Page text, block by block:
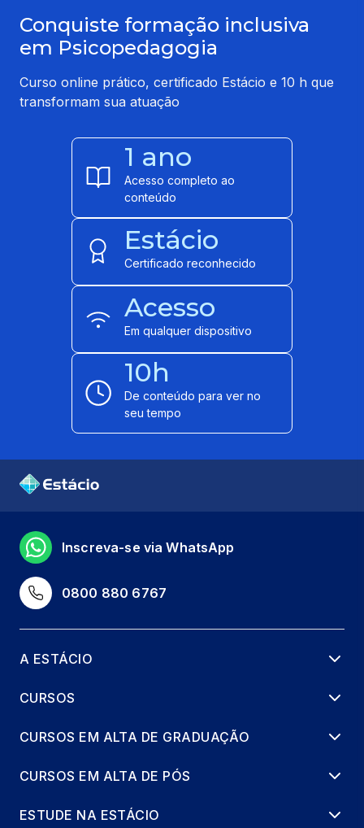
Conquiste formação inclusiva
em Psicopedagogia
Curso online prático, certificado Estácio e 10 h que
transformam sua atuação
1 ano
Acesso completo ao
conteúdo
Estácio
Certificado reconhecido
Acesso
Em qualquer dispositivo
10h
De conteúdo para ver no
seu tempo
0800 880 6767
Inscreva-se via WhatsApp
A ESTÁCIO
CURSOS
CURSOS EM ALTA DE GRADUAÇÃO
CURSOS EM ALTA DE PÓS
ESTUDE NA ESTÁCIO